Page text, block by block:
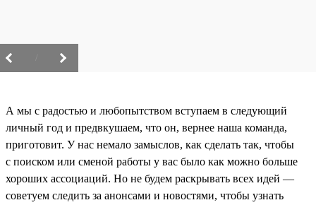
А мы с радостью и любопытством вступаем в следующий
личный год и предвкушаем, что он, вернее наша команда,
приготовит. У нас немало замыслов, как сделать так, чтобы
с поиском или сменой работы у вас было как можно больше
хороших ассоциаций. Но не будем раскрывать всех идей —
советуем следить за анонсами и новостями, чтобы узнать